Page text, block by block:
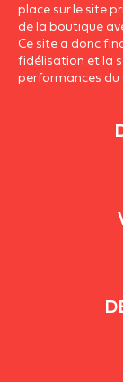
place sur le site
de la boutique
Ce site a donc
fidélisation et la
performances du